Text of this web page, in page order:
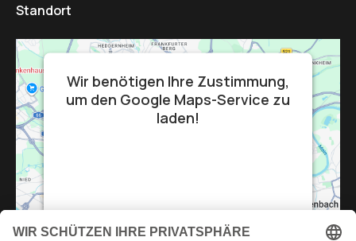
Standort
Wir benötigen Ihre Zustimmung,
um den Google Maps-Service zu
laden!
Nutzung des Service zu, um diese Karte